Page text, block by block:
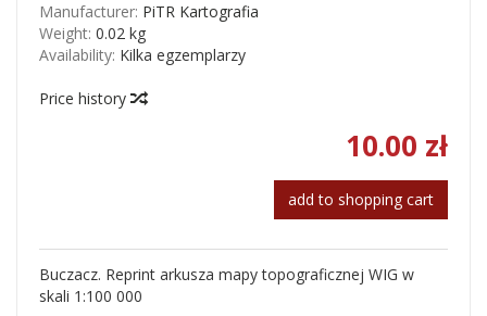
Manufacturer: PiTR Kartografia
Weight: 0.02 kg
Availability: Kilka egzemplarzy
Price history
10.00 zł
add to shopping cart
Buczacz. Reprint arkusza mapy topograficznej WIG w
skali 1:100 000